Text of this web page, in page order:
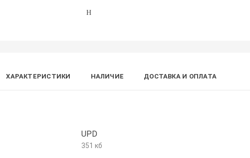
ХАРАКТЕРИСТИКИ НАЛИЧИЕ ДОСТАВКА И ОПЛАТА
UPD
351 кб